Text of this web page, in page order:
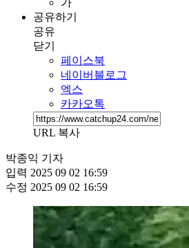
공유하기
공유
닫기
페이스북
네이버블로그
엑스
카카오톡
URL 복사
박종익 기자
입력 2025 09 02 16:59
수정 2025 09 02 16:59